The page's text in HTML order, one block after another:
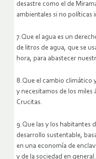
desastre como el de
ambientales si no políticas
7.Que el agua es un
de litros de agua, que se
hora, para abastecer
8.Que el cambio climático
y necesitamos de los miles
Crucitas.
9.Que las y los habitantes
desarrollo sustentable,
en una economía de
y de la sociedad en general.